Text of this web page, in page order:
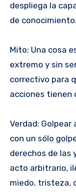
despliega la
de conocimiento.
Mito: Una cosa
extremo y sin
correctivo para
acciones tienen
Verdad:
con un sólo
derechos de las
acto arbitrario,
miedo, tristeza,